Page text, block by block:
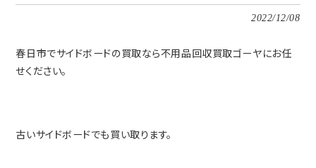
2022/12/08
春日市でサイドボードの買取なら不用品回収買取ゴーヤにお任
せください。
古いサイドボードでも買い取ります。